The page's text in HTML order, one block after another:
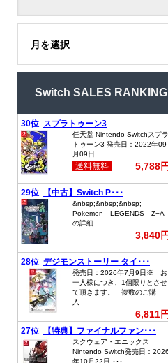
月を選択
Switch SALES RANKING